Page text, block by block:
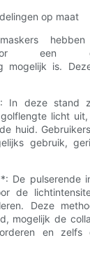
op maat
een
mogelijk is.
In deze stand
licht
huid.
gebruik,
De pulserende
de
Deze
mogelijk de
en zelfs